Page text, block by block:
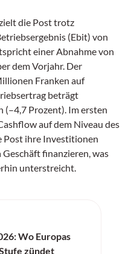
die Post trotz
(Ebit) von
einer Abnahme von
dem Vorjahr. Der
Franken auf
beträgt
Prozent). Im ersten
auf dem Niveau des
Post ihre Investitionen
finanzieren, was
unterstreicht.
Wo Europas
zündet